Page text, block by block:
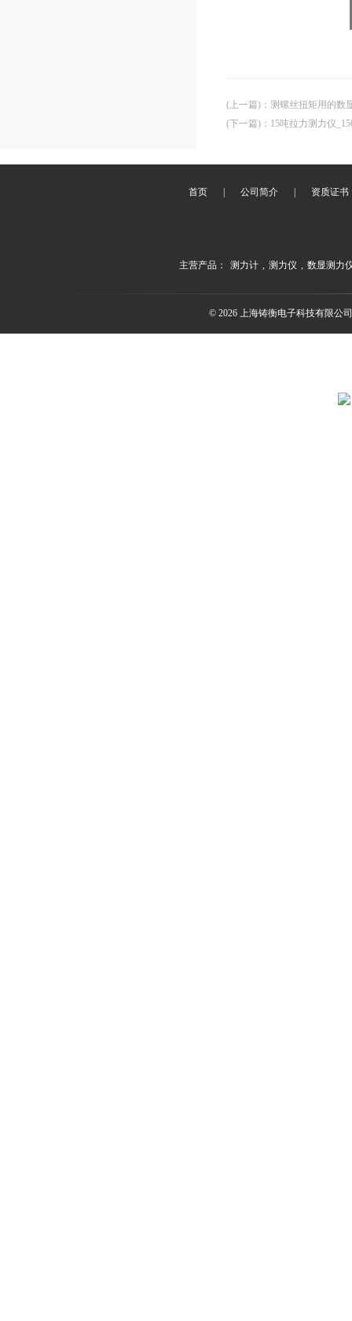
(上一篇) ： 测螺丝扭矩用的数
(下一篇) ： 15吨拉力测力仪
首页 公司简介 资质证书
主营产品： 测力计 , 测力仪 , 数显测力
© 2026 上海铸衡电子科技有限公